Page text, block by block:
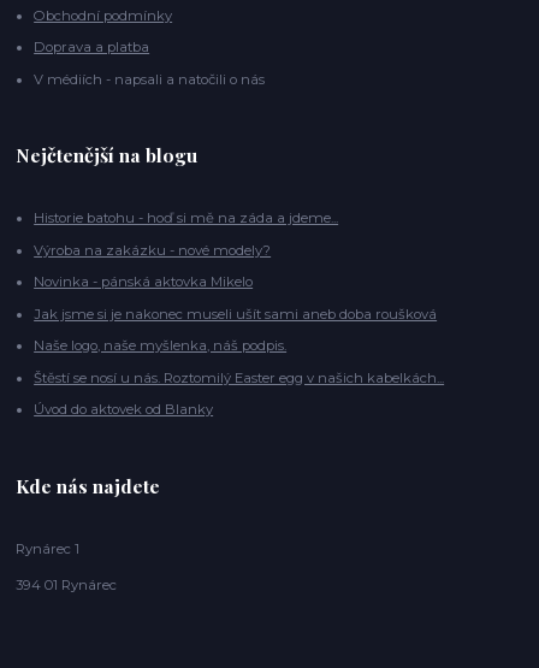
Obchodní podmínky
Doprava a platba
V médiích - napsali a natočili o nás
Nejčtenější na blogu
Historie batohu - hoď si mě na záda a jdeme...
Výroba na zakázku - nové modely?
Novinka - pánská aktovka Mikelo
Jak jsme si je nakonec museli ušít sami aneb doba roušková
Naše logo, naše myšlenka, náš podpis.
Štěstí se nosí u nás. Roztomilý Easter egg v našich kabelkách...
Úvod do aktovek od Blanky
Kde nás najdete
Rynárec 1
394 01 Rynárec